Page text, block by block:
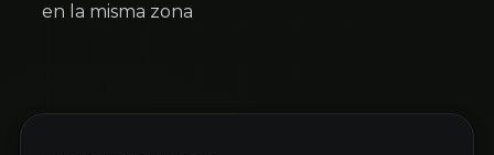
en la misma zona